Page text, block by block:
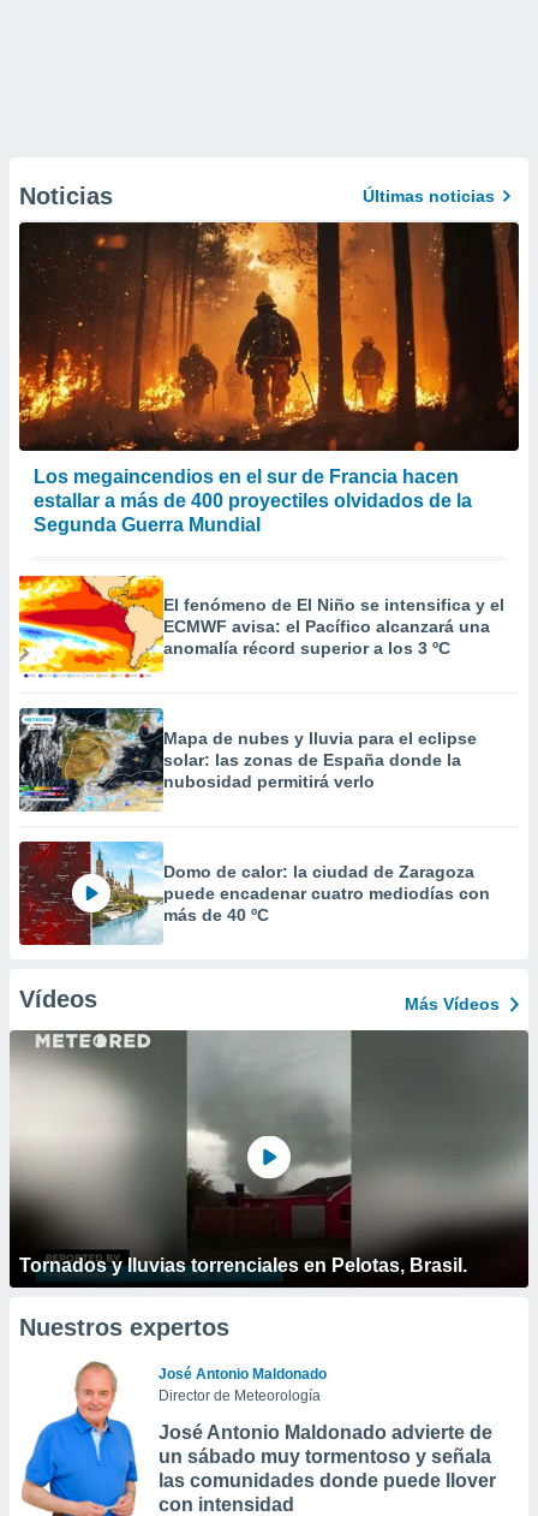
Noticias Últimas noticias
Los megaincendios en el sur de Francia hacen
estallar a más de 400 proyectiles olvidados de la
Segunda Guerra Mundial
El fenómeno de El Niño se intensifica y el
ECMWF avisa: el Pacífico alcanzará una
anomalía récord superior a los 3 ºC
Mapa de nubes y lluvia para el eclipse
solar: las zonas de España donde la
nubosidad permitirá verlo
Domo de calor: la ciudad de Zaragoza
puede encadenar cuatro mediodías con
más de 40 ºC
Vídeos Más Vídeos
Tornados y lluvias torrenciales en Pelotas, Brasil.
Nuestros expertos
José Antonio Maldonado
Director de Meteorología
José Antonio Maldonado advierte de
un sábado muy tormentoso y señala
las comunidades donde puede llover
con intensidad